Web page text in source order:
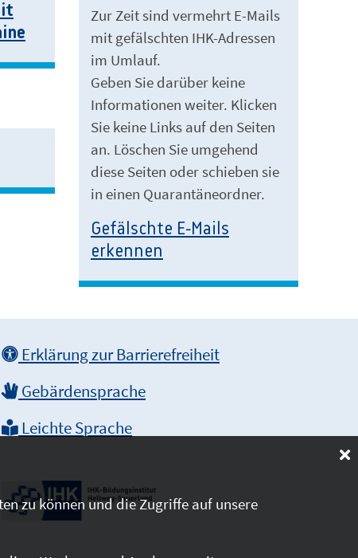
Zur Zeit sind vermehrt E-Mails
mit gefälschten IHK-Adressen
im Umlauf.
Geben Sie darüber keine
Informationen weiter. Klicken
Sie keine Links auf den Seiten
an. Löschen Sie umgehend
diese Seiten oder schieben sie
in einen Quarantäneordner.
Gefälschte E-Mails
erkennen
Erklärung zur Barrierefreiheit
Gebärdensprache
Leichte Sprache
zu können und die Zugriffe auf unsere